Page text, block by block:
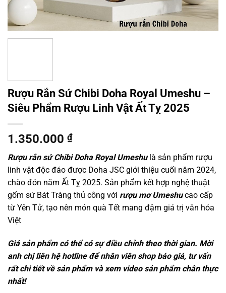
Rượu Rắn Sứ Chibi Doha Royal Umeshu –
Siêu Phẩm Rượu Linh Vật Ất Tỵ 2025
1.350.000 ₫
Rượu rắn sứ Chibi Doha Royal Umeshulà sản phẩm rượu
linh vật độc đáo được Doha JSC giới thiệu cuối năm 2024,
chào đón năm Ất Tỵ 2025. Sản phẩm kết hợp nghệ thuật
gốm sứ Bát Tràng thủ công với rượu mơ Umeshucao cấp
từ Yên Tử, tạo nên món quà Tết mang đậm giá trị văn hóa
Việt
Giá sản phẩm có thể có sự điều chỉnh theo thời gian. Mời
anh chị liên hệ hotline để nhân viên shop báo giá, tư vấn
rất chi tiết về sản phẩm và xem video sản phẩm chân thực
nhất!